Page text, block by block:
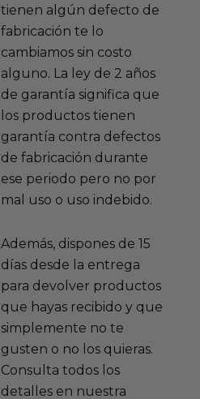
tienen algún defecto de
fabricación te lo
cambiamos sin costo
alguno. La ley de 2 años
de garantía significa que
los productos tienen
garantía contra defectos
de fabricación durante
ese periodo pero no por
mal uso o uso indebido.
Además, dispones de 15
días desde la entrega
para devolver productos
que hayas recibido y que
simplemente no te
gusten o no los quieras.
Consulta todos los
detalles en nuestra